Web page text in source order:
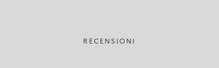
RECENSIONI